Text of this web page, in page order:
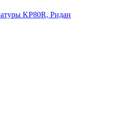
KP80R, Ридан